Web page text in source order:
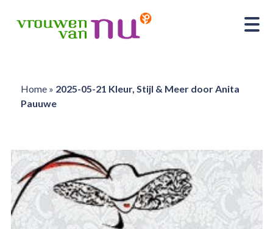
Home» 2025-05-21 Kleur, Stijl & Meer door Anita
Pauuwe